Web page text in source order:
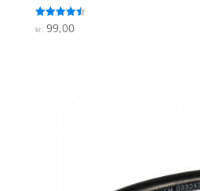
Vurderet
4.5
kr. 99,00